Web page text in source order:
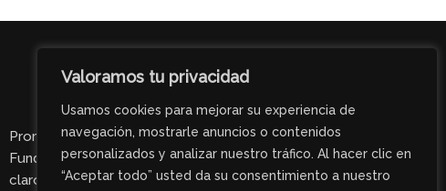
Valoramos tu privacidad
Usamos cookies para mejorar su experiencia de
navegación, mostrarle anuncios o contenidos
personalizados y analizar nuestro tráfico. Al hacer clic en
“Aceptar todo” usted da su consentimiento a nuestro
Promovidos por Gala Acción Social y
Fundación Mundo Ciudad, entidades con el
claro impulso de promover la cultura